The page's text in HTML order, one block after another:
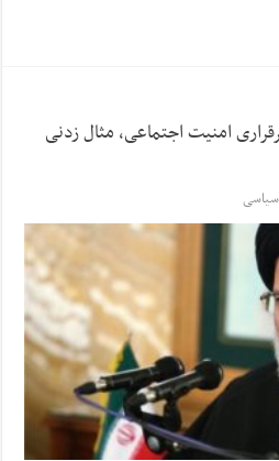
امنیت اجتماعی، مثال زدنی